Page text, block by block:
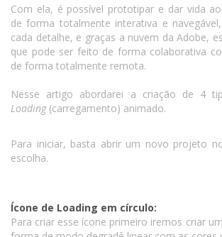
Com ela, é possível prototipar e dar vida
de forma totalmente interativa e
cada detalhe, e graças a nuvem da Adobe,
que pode ser feito de forma colaborativa
de forma totalmente remota.
Nesse artigo abordarei a criação de 4
Loading(carregamento) animado.
Para iniciar, basta abrir um novo projeto
escolha.
Ícone de Loading em círculo:
Para criar esse ícone primeiro iremos criar